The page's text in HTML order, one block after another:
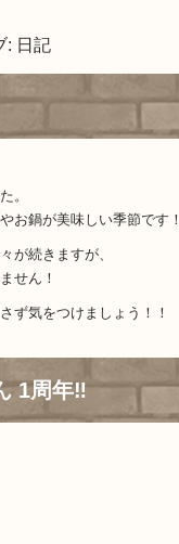
: 日記
。
お鍋が美味しい季節です！
が続きますが、
せん！
ず気をつけましょう！！
1周年‼️